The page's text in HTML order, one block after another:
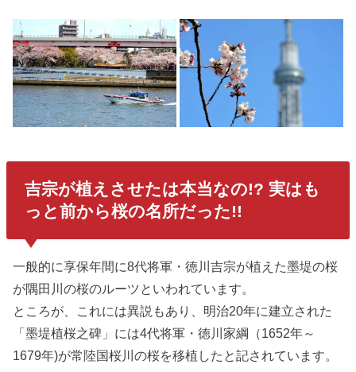
吉宗が植えさせたは本当なの!? 実はも
っと前から桜の名所だった!!
一般的に享保年間に8代将軍・徳川吉宗が植えた墨堤の桜
が隅田川の桜のルーツといわれています。
ところが、これには異説もあり、明治20年に建立された
「墨堤植桜之碑」には4代将軍・徳川家綱（1652年～
1679年)が常陸国桜川の桜を移植したと記されています。